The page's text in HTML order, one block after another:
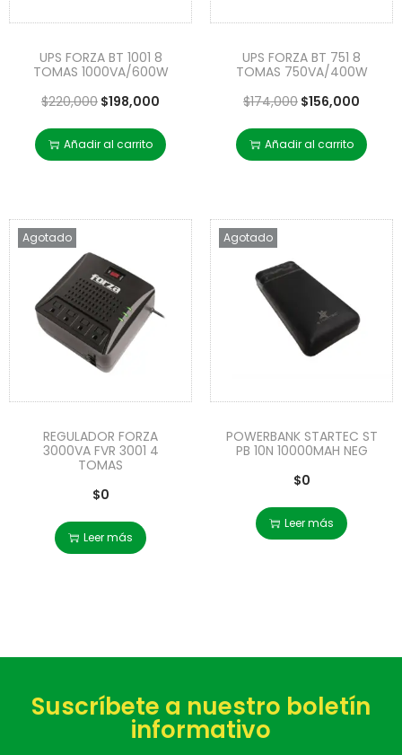
UPS FORZA BT 1001 8
TOMAS 1000VA/600W
$220,000 $198,000
Añadir al carrito
UPS FORZA BT 751 8
TOMAS 750VA/400W
$174,000 $156,000
Añadir al carrito
Agotado
REGULADOR FORZA
3000VA FVR 3001 4
TOMAS
$0
Leer más
Agotado
POWERBANK STARTEC ST
PB 10N 10000MAH NEG
$0
Leer más
Suscríbete a nuestro boletín
informativo